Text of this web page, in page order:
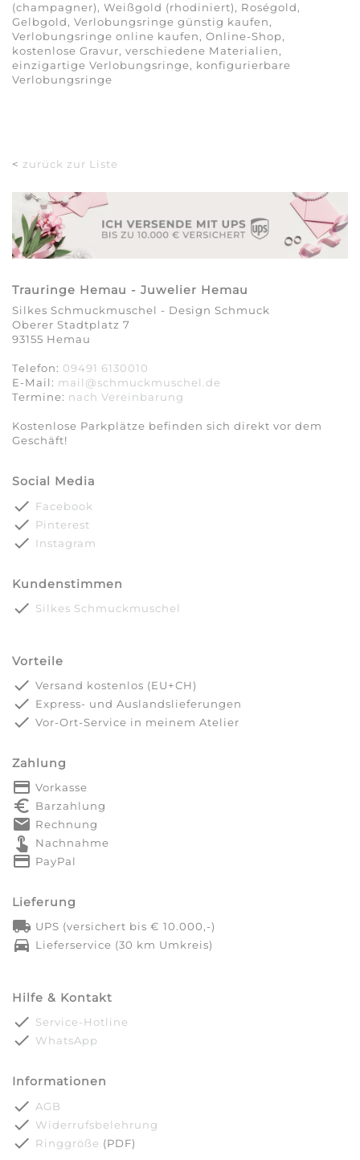
(champagner), Weißgold (rhodiniert), Roségold,
Gelbgold, Verlobungsringe günstig kaufen,
Verlobungsringe online kaufen, Online-Shop,
kostenlose Gravur, verschiedene Materialien,
einzigartige Verlobungsringe, konfigurierbare
Verlobungsringe
< zurück zur Liste
Trauringe Hemau - Juwelier Hemau
Silkes Schmuckmuschel - Design Schmuck
Oberer Stadtplatz 7
93155 Hemau
Telefon: 09491 6130010
E-Mail: mail@schmuckmuschel.de
Termine: nach Vereinbarung​​​​​​​
Kostenlose Parkplätze befinden sich direkt vor dem
Geschäft!
Social Media
done Facebook
done Pinterest
done Instagram
Kundenstimmen
done Silkes Schmuckmuschel
Vorteile
done Versand kostenlos (EU+CH)
done Express- und Auslandslieferungen
done Vor-Ort-Service in meinem Atelier
Zahlung
payment Vorkasse
euro_symbol Barzahlung
markunread Rechnung
touch_app Nachnahme
credit_card PayPal
Lieferung
local_shipping UPS (versichert bis € 10.000,-)
directions_car Lieferservice (30 km Umkreis)
Hilfe & Kontakt
done Service-Hotline
done WhatsApp
Informationen
done AGB
done Widerrufsbelehrung
done Ringgröße (PDF)